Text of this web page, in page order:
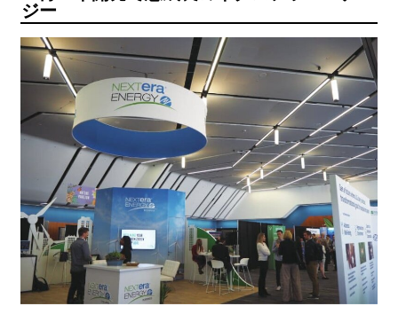
ジー